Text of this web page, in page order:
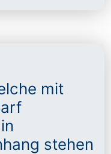
mit
stehen